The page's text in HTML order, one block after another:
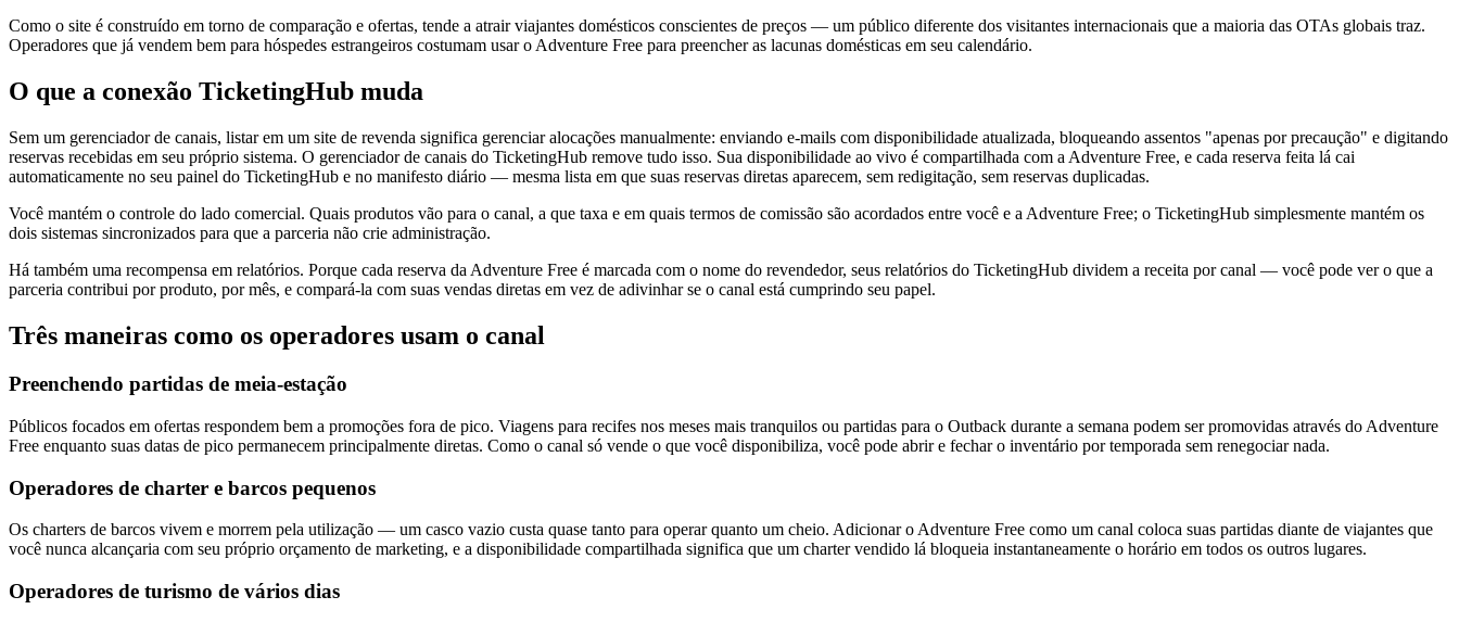
Como o site é construído em torno de comparação e ofertas, tende a atrair viajantes domésticos conscientes de preços — um público diferente dos visitantes internacionais que a maioria das OTAs globais traz.
Operadores que já vendem bem para hóspedes estrangeiros costumam usar o Adventure Free para preencher as lacunas domésticas em seu calendário.
O que a conexão TicketingHub muda
Sem um gerenciador de canais, listar em um site de revenda significa gerenciar alocações manualmente: enviando e-mails com disponibilidade atualizada, bloqueando assentos "apenas por precaução" e digitando
reservas recebidas em seu próprio sistema. O gerenciador de canais do TicketingHub remove tudo isso. Sua disponibilidade ao vivo é compartilhada com a Adventure Free, e cada reserva feita lá cai
automaticamente no seu painel do TicketingHub e no manifesto diário — mesma lista em que suas reservas diretas aparecem, sem redigitação, sem reservas duplicadas.
Você mantém o controle do lado comercial. Quais produtos vão para o canal, a que taxa e em quais termos de comissão são acordados entre você e a Adventure Free; o TicketingHub simplesmente mantém os
dois sistemas sincronizados para que a parceria não crie administração.
Há também uma recompensa em relatórios. Porque cada reserva da Adventure Free é marcada com o nome do revendedor, seus relatórios do TicketingHub dividem a receita por canal — você pode ver o que a
parceria contribui por produto, por mês, e compará-la com suas vendas diretas em vez de adivinhar se o canal está cumprindo seu papel.
Três maneiras como os operadores usam o canal
Preenchendo partidas de meia-estação
Públicos focados em ofertas respondem bem a promoções fora de pico. Viagens para recifes nos meses mais tranquilos ou partidas para o Outback durante a semana podem ser promovidas através do Adventure
Free enquanto suas datas de pico permanecem principalmente diretas. Como o canal só vende o que você disponibiliza, você pode abrir e fechar o inventário por temporada sem renegociar nada.
Operadores de charter e barcos pequenos
Os charters de barcos vivem e morrem pela utilização — um casco vazio custa quase tanto para operar quanto um cheio. Adicionar o Adventure Free como um canal coloca suas partidas diante de viajantes que
você nunca alcançaria com seu próprio orçamento de marketing, e a disponibilidade compartilhada significa que um charter vendido lá bloqueia instantaneamente o horário em todos os outros lugares.
Operadores de turismo de vários dias